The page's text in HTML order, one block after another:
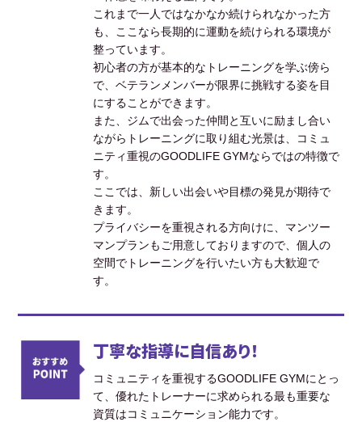
これまで一人ではなかなか続けられなかった方
も、ここなら長期的に運動を続けられる環境が
整っています。
初心者の方が基本的なトレーニングを学ぶ傍ら
で、ベテランメンバーが限界に挑戦する姿を目
にすることができます。
また、ジムで出会った仲間と互いに励まし合い
ながらトレーニングに取り組む光景は、コミュ
ニティ重視のGOODLIFE GYMならではの特徴で
す。
ここでは、新しい出会いや目標の発見が期待で
きます。
プライバシーを重視される方向けに、マンツー
マンプランもご用意しておりますので、個人の
空間でトレーニングを行いたい方も大歓迎で
す。
丁寧な指導に自信あり！
コミュニティを重視するGOODLIFE GYMにとっ
て、優れたトレーナーに求められる最も重要な
資質はコミュニケーション能力です。